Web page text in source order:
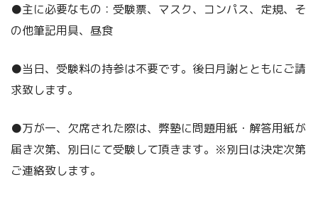
●主に必要なもの：受験票、マスク、コンパス、定規、そ
の他筆記用具、昼食
●当日、受験料の持参は不要です。後日月謝とともにご請
求致します。
●万が一、欠席された際は、弊塾に問題用紙・解答用紙が
届き次第、別日にて受験して頂きます。※別日は決定次第
ご連絡致します。